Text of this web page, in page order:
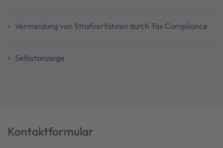
Vermeidung von Strafverfahren durch Tax Compliance
Selbstanzeige
Kontaktformular